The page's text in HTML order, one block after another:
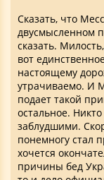
Сказать, что
двусмысленном
сказать.
вот
настоящему
утрачиваемо. И
подает такой
остальное.
заблудшими.
понемногу стал
хочется
причины бед